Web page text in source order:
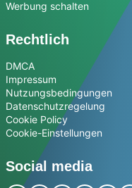
Werbung schalten
Rechtlich
DMCA
Impressum
Nutzungsbedingungen
Datenschutzregelung
Cookie Policy
Cookie-Einstellungen
Social media